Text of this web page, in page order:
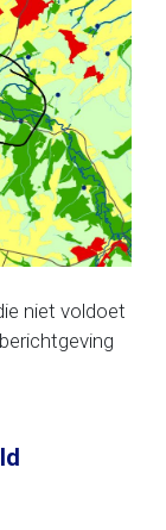
niet voldoet